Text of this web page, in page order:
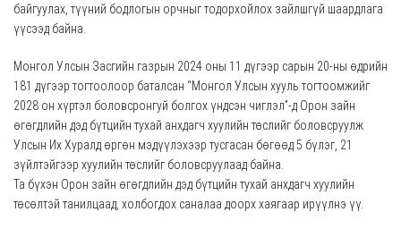
байгуулах, түүний бодлогын орчныг тодорхойлох зайлшгүй шаардлага
үүсээд байна.
Монгол Улсын Засгийн газрын 2024 оны 11 дүгээр сарын 20-ны өдрийн
181 дүгээр тогтоолоор баталсан “Монгол Улсын хууль тогтоомжийг
2028 он хүртэл боловсронгуй болгох үндсэн чиглэл”-д Орон зайн
өгөгдлийн дэд бүтцийн тухай анхдагч хуулийн төслийг боловсруулж
Улсын Их Хуралд өргөн мэдүүлэхээр тусгасан бөгөөд 5 бүлэг, 21
зүйлтэйгээр хуулийн төслийг боловсруулаад байна.
Та бүхэн Орон зайн өгөгдлийн дэд бүтцийн тухай анхдагч хуулийн
төсөлтэй танилцаад, холбогдох саналаа доорх хаягаар ирүүлнэ үү.